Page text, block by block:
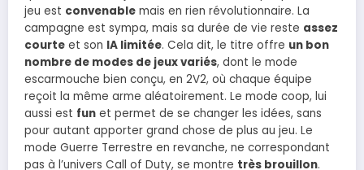
jeu est convenable mais en rien révolutionnaire. La
campagne est sympa, mais sa durée de vie reste assez
courte et son IA limitée. Cela dit, le titre offre un bon
nombre de modes de jeux variés, dont le mode
escarmouche bien conçu, en 2V2, où chaque équipe
reçoit la même arme aléatoirement. Le mode coop, lui
aussi est fun et permet de se changer les idées, sans
pour autant apporter grand chose de plus au jeu. Le
mode Guerre Terrestre en revanche, ne correspondant
pas à l’univers Call of Duty, se montre très brouillon.